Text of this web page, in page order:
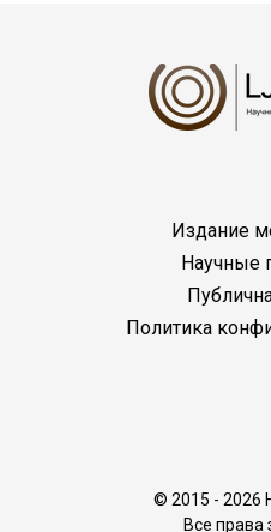
Издание
Научные
Политика
© 2015 - 2026
Все